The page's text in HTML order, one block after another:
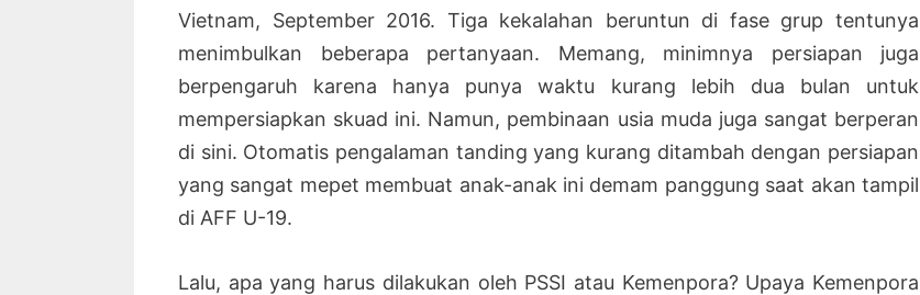
Vietnam, September 2016. Tiga kekalahan beruntun di fase grup tentunya
menimbulkan beberapa pertanyaan. Memang, minimnya persiapan juga
berpengaruh karena hanya punya waktu kurang lebih dua bulan untuk
mempersiapkan skuad ini. Namun, pembinaan usia muda juga sangat berperan
di sini. Otomatis pengalaman tanding yang kurang ditambah dengan persiapan
yang sangat mepet membuat anak-anak ini demam panggung saat akan tampil
di AFF U-19.
Lalu, apa yang harus dilakukan oleh PSSI atau Kemenpora? Upaya Kemenpora